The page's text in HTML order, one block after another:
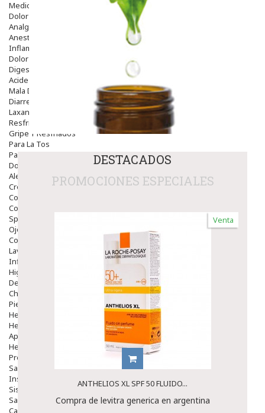
Medicamentos
Dolor E Inflamación
Analgésicos
Anestésicos
Inflamación Articulaciones
Dolor Muscular / Articular
Digestivo
Acidez, Gases Y Ardores
Mala Digestion
Diarrea / Estreñimiento / Vómitos
Laxantes
Resfriados
Gripe Y Resfriados
Para La Tos
Para Descongestionar La Nariz
Dolor De Garganta
Alergias Y Picaduras
Cremas
Comprimidos
Colirios
Sprays
Ojos Y Oidos
Congestión
Lavado Ojos
Inflamación Del Oido (otitis)
Higiene Oido
Deshabituación Tabaquismo
Chicles
Piel
Herpes Y Hongos
Heridas Y úlceras
Aparato Genital
Hemorroides
Protectores Y Emolientes
Salud
Insomnio
Sistema Nervioso
Salud Bucodental
Capilar
DESTACADOS
PROMOCIONES ESPECIALES
Venta
ANTHELIOS XL SPF 50 FLUIDO...
Compra de levitra generica en argentina